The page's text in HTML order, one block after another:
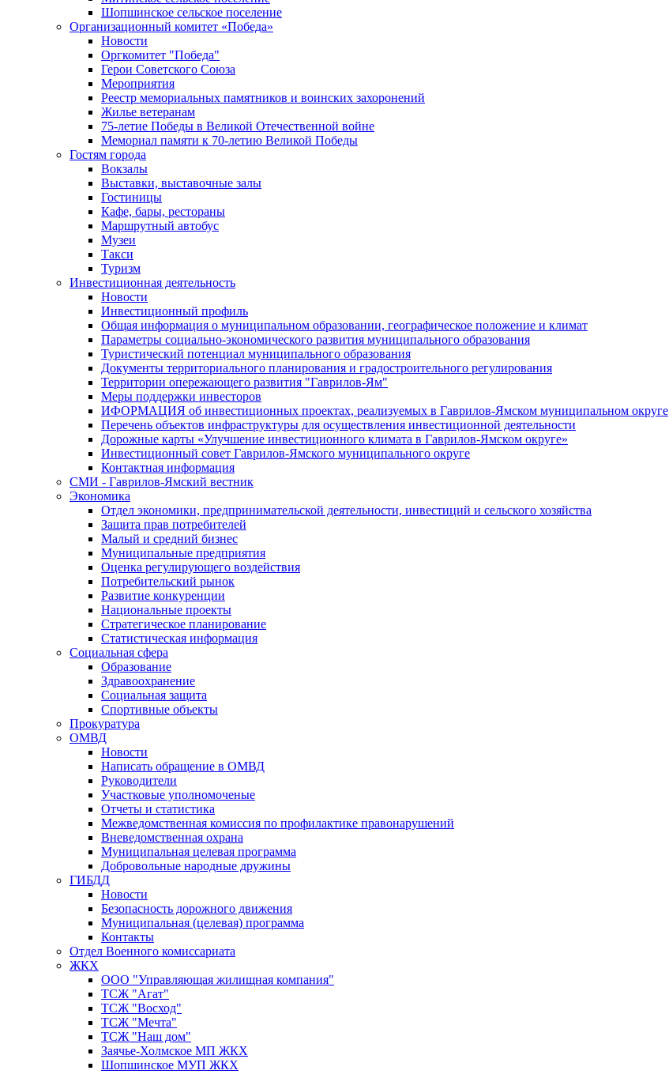
Шопшинское сельское поселение
Организационный комитет «Победа»
Новости
Оргкомитет "Победа"
Герои Советского Союза
Мероприятия
Реестр мемориальных памятников и воинских захоронений
Жилье ветеранам
75-летие Победы в Великой Отечественной войне
Мемориал памяти к 70-летию Великой Победы
Гостям города
Вокзалы
Выставки, выставочные залы
Гостиницы
Кафе, бары, рестораны
Маршрутный автобус
Музеи
Такси
Туризм
Инвестиционная деятельность
Новости
Инвестиционный профиль
Общая информация о муниципальном образовании, географическое положение и климат
Параметры социально-экономического развития муниципального образования
Туристический потенциал муниципального образования
Документы территориального планирования и градостроительного регулирования
Территории опережающего развития "Гаврилов-Ям"
Меры поддержки инвесторов
ИФОРМАЦИЯ об инвестиционных проектах, реализуемых в Гаврилов-Ямском муниципальном округе
Перечень объектов инфраструктуры для осуществления инвестиционной деятельности
Дорожные карты «Улучшение инвестиционного климата в Гаврилов-Ямском округе»
Инвестиционный совет Гаврилов-Ямского муниципального округе
Контактная информация
СМИ - Гаврилов-Ямский вестник
Экономика
Отдел экономики, предпринимательской деятельности, инвестиций и сельского хозяйства
Защита прав потребителей
Малый и средний бизнес
Муниципальные предприятия
Оценка регулирующего воздействия
Потребительский рынок
Развитие конкуренции
Национальные проекты
Стратегическое планирование
Статистическая информация
Социальная сфера
Образование
Здравоохранение
Социальная защита
Спортивные объекты
Прокуратура
ОМВД
Новости
Написать обращение в ОМВД
Руководители
Участковые уполномоченые
Отчеты и статистика
Межведомственная комиссия по профилактике правонарушений
Вневедомственная охрана
Муниципальная целевая программа
Добровольные народные дружины
ГИБДД
Новости
Безопасность дорожного движения
Муниципальная (целевая) программа
Контакты
Отдел Военного комиссариата
ЖКХ
ООО "Управляющая жилищная компания"
ТСЖ "Агат"
ТСЖ "Восход"
ТСЖ "Мечта"
ТСЖ "Наш дом"
Заячье-Холмское МП ЖКХ
Шопшинское МУП ЖКХ